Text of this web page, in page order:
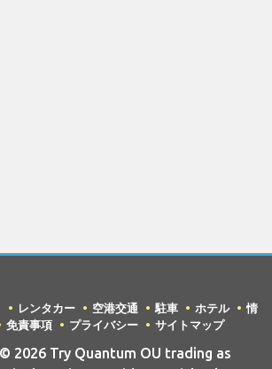
レンタカー 空港交通 駐車 ホテル
情
免責事項 プライバシー サイトマップ
© 2026 Try Quantum OU trading as